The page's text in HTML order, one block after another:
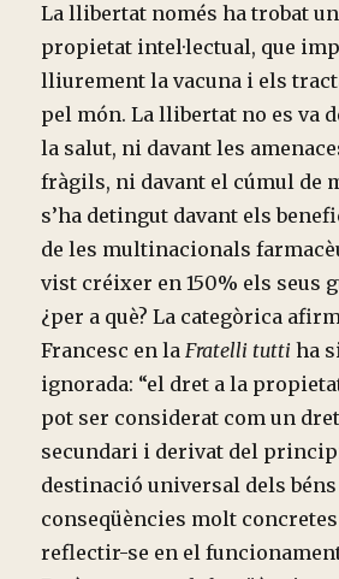
La llibertat només ha trobat
propietat intel·lectual, que
lliurement la vacuna i els
pel món. La llibertat no es va
la salut, ni davant les
fràgils, ni davant el cúmul de
s’ha detingut davant els
de les multinacionals
vist créixer en 150% els seus
¿per a què? La categòrica
Francesc en laFratelli tutti ha
ignorada: “el dret a la
pot ser considerat com un
secundari i derivat del
destinació universal dels béns
conseqüències molt concretes
reflectir-se en el